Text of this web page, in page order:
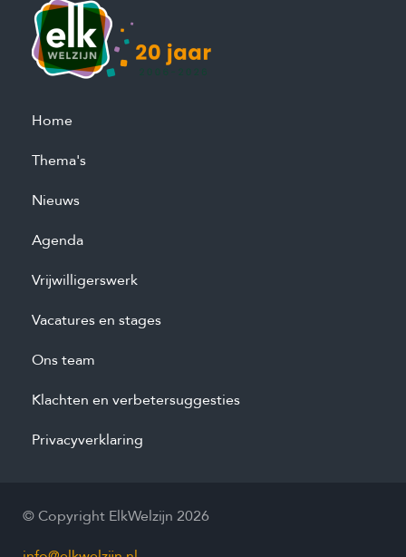
Home
Thema's
Nieuws
Agenda
Vrijwilligerswerk
Vacatures en stages
Ons team
Klachten en verbetersuggesties
Privacyverklaring
© Copyright ElkWelzijn 2026